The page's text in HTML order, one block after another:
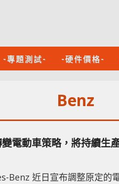
-專題測試- -硬件價格-
Benz
電動車策略，將持續生
Benz 近日宣布調整原定的